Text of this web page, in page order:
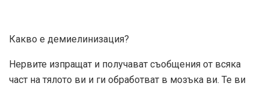
Какво е демиелинизация?
Нервите изпращат и получават съобщения от всяка
част на тялото ви и ги обработват в мозъка ви. Те ви